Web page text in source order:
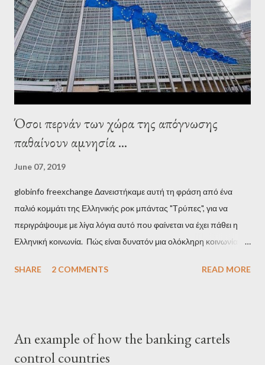
Establishment, for years he has been falsely portrayed by the
pro-troika establishment and the anti-Semitic Right as Soros’s
stooge in Greece. Yet, Soros’s message to the Greek prime
minister, Alexis Tsipras, came as a perverse vindication. ‘ Fire...
Όσοι περνάν των χώρα της απόγνωσης
παθαίνουν αμνησία ...
June 07, 2019
globinfo freexchange Δανειστήκαμε αυτή τη φράση από ένα
παλιό κομμάτι της Ελληνικής ροκ μπάντας "Τρύπες", για να
περιγράψουμε με λίγα λόγια αυτό που φαίνεται να έχει πάθει η
Ελληνική κοινωνία. Πώς είναι δυνατόν μια ολόκληρη κοινωνία να
σύστημα των κρατικοδίαιτων 'ημέτερων' και της
κοινωνία να ετοιμάζεται να ξαναφέρει στην εξουσία ένα κομμάτι
αυτού του άθλιου πολιτικού κατεστημένου, με την επιστροφή
SHARE 2 COMMENTS READ MORE
An example of how the banking cartels
control countries